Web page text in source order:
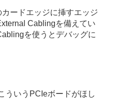
ードエッジに挿すエッジ
Cablingを備えてい
を使うとデバッグに
ういうPCIeボードがほし